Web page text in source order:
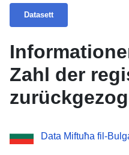
Datasett
Zahl der
und
Maschinen,
Data Miftuħa fil-